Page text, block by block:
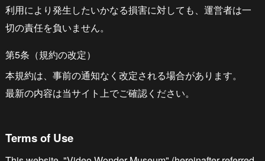
利用により発生したいかなる損害に対しても、運営者は一
切の責任を負いません。
第5条（規約の改定）
本規約は、事前の通知なく改定される場合があります。
最新の内容は当サイト上でご確認ください。
Terms of Use